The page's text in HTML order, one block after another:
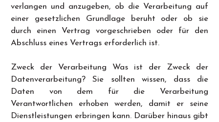
verlangen und anzugeben, ob die Verarbeitung auf
einer gesetzlichen Grundlage beruht oder ob sie
durch einen Vertrag vorgeschrieben oder für den
Abschluss eines Vertrags erforderlich ist.
Zweck der Verarbeitung Was ist der Zweck der
Datenverarbeitung? Sie sollten wissen, dass die
Daten von dem für die Verarbeitung
Verantwortlichen erhoben werden, damit er seine
Dienstleistungen erbringen kann. Darüber hinaus gibt